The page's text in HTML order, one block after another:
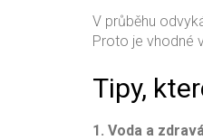
V průběhu
Proto je vhodné
Tipy,
1. Voda a